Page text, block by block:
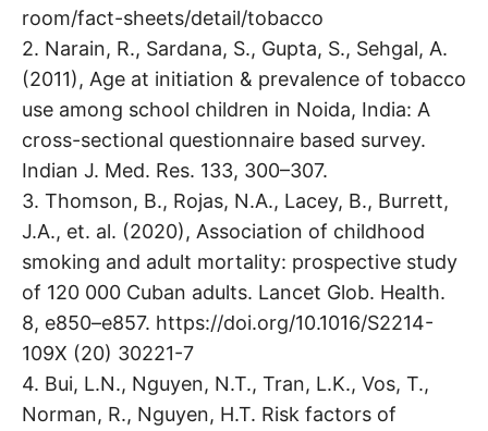
room/fact-sheets/detail/tobacco
2. Narain, R., Sardana, S., Gupta, S., Sehgal, A.
(2011), Age at initiation & prevalence of tobacco
use among school children in Noida, India: A
cross-sectional questionnaire based survey.
Indian J. Med. Res. 133, 300–307.
3. Thomson, B., Rojas, N.A., Lacey, B., Burrett,
J.A., et. al. (2020), Association of childhood
smoking and adult mortality: prospective study
of 120 000 Cuban adults. Lancet Glob. Health.
8, e850–e857. https://doi.org/10.1016/S2214-
109X (20) 30221-7
4. Bui, L.N., Nguyen, N.T., Tran, L.K., Vos, T.,
Norman, R., Nguyen, H.T. Risk factors of